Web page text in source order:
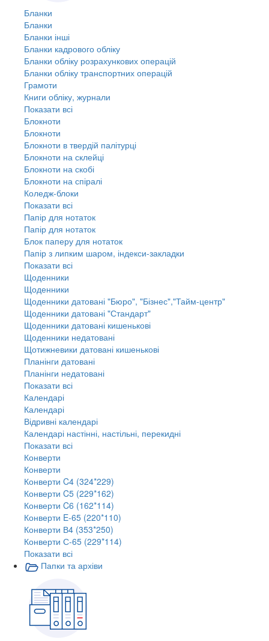
Бланки
Бланки
Бланки інші
Бланки кадрового обліку
Бланки обліку розрахункових операцій
Бланки обліку транспортних операцій
Грамоти
Книги обліку, журнали
Показати всі
Блокноти
Блокноти
Блокноти в твердій палітурці
Блокноти на склейці
Блокноти на скобі
Блокноти на спіралі
Коледж-блоки
Показати всі
Папір для нотаток
Папір для нотаток
Блок паперу для нотаток
Папір з липким шаром, індекси-закладки
Показати всі
Щоденники
Щоденники
Щоденники датовані "Бюро", "Бізнес","Тайм-центр"
Щоденники датовані "Стандарт"
Щоденники датовані кишенькові
Щоденники недатовані
Щотижневики датовані кишенькові
Планінги датовані
Планінги недатовані
Показати всі
Календарі
Календарі
Відривні календарі
Календарі настінні, настільні, перекидні
Показати всі
Конверти
Конверти
Конверти C4 (324*229)
Конверти C5 (229*162)
Конверти C6 (162*114)
Конверти E-65 (220*110)
Конверти В4 (353*250)
Конверти С-65 (229*114)
Показати всі
Папки та архіви